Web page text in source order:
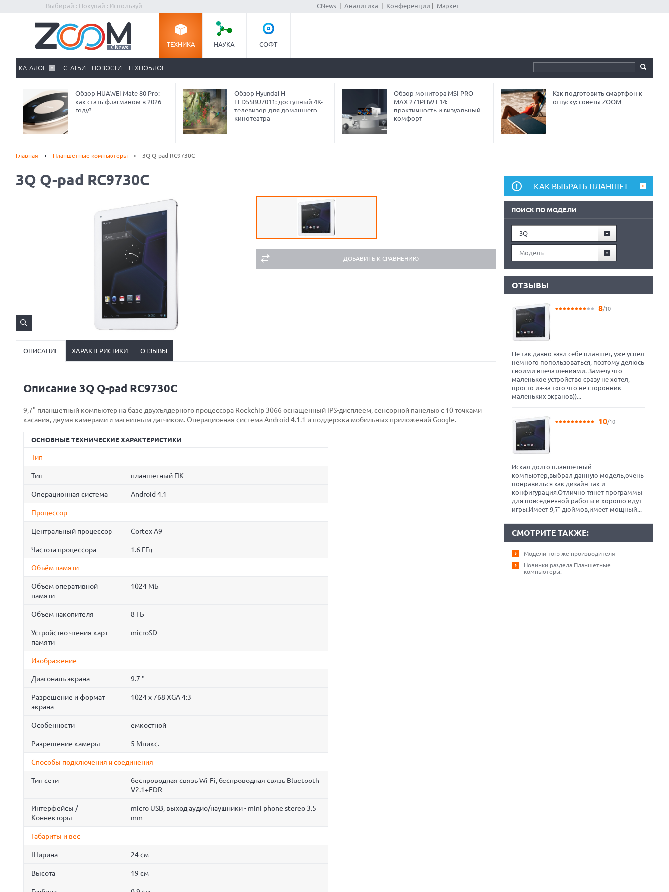
Выбирай : Покупай : Используй CNews| Аналитика Конференции Маркет
ТЕХНИКА НАУКА СОФТ
КАТАЛОГ СТАТЬИ НОВОСТИ ТЕХНОБЛОГ
Обзор HUAWEI Mate 80 Pro:
как стать флагманом в 2026
году?
Обзор Hyundai H-
LED55BU7011: доступный 4K-
телевизор для домашнего
кинотеатра
Обзор монитора MSI PRO
MAX 271PHW E14:
практичность и визуальный
комфорт
Как подготовить смартфон к
отпуску: советы ZOOM
Главная Планшетные компьютеры 3Q Q-pad RC9730C
3Q Q-pad RC9730C
ДОБАВИТЬ К СРАВНЕНИЮ
ОПИСАНИЕ ХАРАКТЕРИСТИКИ ОТЗЫВЫ
Описание 3Q Q-pad RC9730C
9,7" планшетный компьютер на базе двухъядерного процессора Rockchip 3066 оснащенный IPS-дисплеем, сенсорной панелью с 10 точками
касания, двумя камерами и магнитным датчиком. Операционная система Android 4.1.1 и поддержка мобильных приложений Google.
ОСНОВНЫЕ ТЕХНИЧЕСКИЕ ХАРАКТЕРИСТИКИ
Тип
Тип планшетный ПК
Операционная система Android 4.1
Процессор
Центральный процессор Cortex A9
Частота процессора 1.6 ГГц
Объём памяти
Объем оперативной
памяти
1024 МБ
Объем накопителя 8 ГБ
Устройство чтения карт
памяти
microSD
Изображение
Диагональ экрана 9.7 "
Разрешение и формат
экрана
1024 x 768 XGA 4:3
Особенности емкостной
Разрешение камеры 5 Мпикс.
Способы подключения и соединения
Тип сети
беспроводная связь Wi-Fi, беспроводная связь Bluetooth
V2.1+EDR
Интерфейсы /
Коннекторы
micro USB, выход аудио/наушники - mini phone stereo 3.5
mm
Габариты и вес
Ширина 24 см
Высота 19 см
КАК ВЫБРАТЬ ПЛАНШЕТ
ПОИСК ПО МОДЕЛИ
3Q
Модель
ОТЗЫВЫ
8/10
Не так давно взял себе планшет, уже успел
немного попользоваться, поэтому делюсь
своими впечатлениями. Замечу что
маленькое устройство сразу не хотел,
просто из-за того что не сторонник
маленьких экранов))...
10/10
Искал долго планшетный
компьютер,выбрал данную модель,очень
понравилься как дизайн так и
конфигурация.Отлично тянет программы
для повседневной работы и хорошо идут
игры.Имеет 9,7" дюймов,имеет мощный...
СМОТРИТЕ ТАКЖЕ:
Модели того же производителя
Новинки раздела Планшетные
компьютеры.